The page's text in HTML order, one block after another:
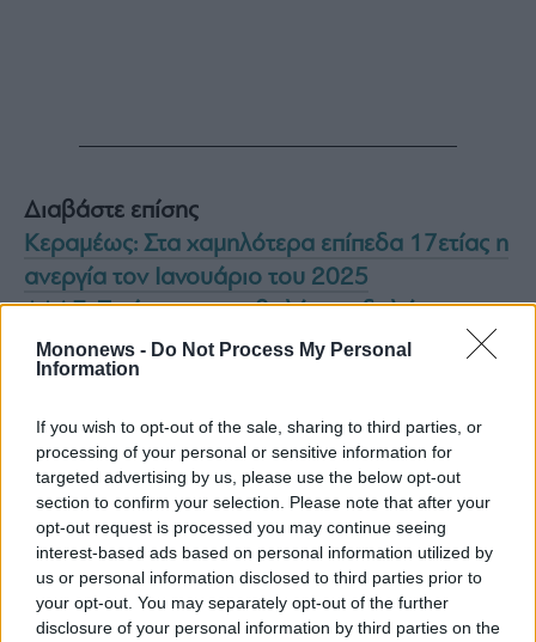
Mononews - Do Not Process My Personal
Information
If you wish to opt-out of the sale, sharing to third parties, or
processing of your personal or sensitive information for
targeted advertising by us, please use the below opt-out
section to confirm your selection. Please note that after your
opt-out request is processed you may continue seeing
interest-based ads based on personal information utilized by
us or personal information disclosed to third parties prior to
your opt-out. You may separately opt-out of the further
disclosure of your personal information by third parties on the
Διαβάστε επίσης
Κεραμέως: Στα χαμηλότερα επίπεδα 17ετίας η
ανεργία τον Ιανουάριο του 2025
ΑΑΔΕ: Ξεκίνησε η υποβολή των δηλώσεων
φορολογίας εισοδήματος 2024 νομικών
προσώπων και οντοτήτων
LSE, «βοηθός» του Κ. Χατζηδάκη στο
Οικονομικών και σήμερα Υπουργός Υποδομών